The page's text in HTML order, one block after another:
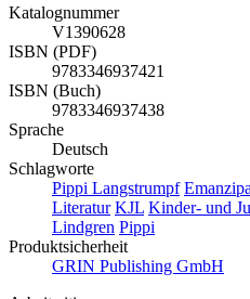
Katalognummer
V1390628
ISBN (PDF)
9783346937421
ISBN (Buch)
9783346937438
Sprache
Deutsch
Schlagworte
Pippi Langstrumpf
Literatur KJL Kinder- und
Lindgren Pippi
Produktsicherheit
GRIN Publishing GmbH